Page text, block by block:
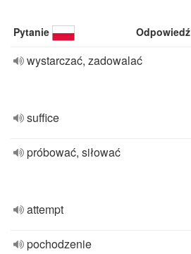
Pytanie Odpowiedź
wystarczać, zadowalać
suffice
próbować, siłować
attempt
pochodzenie